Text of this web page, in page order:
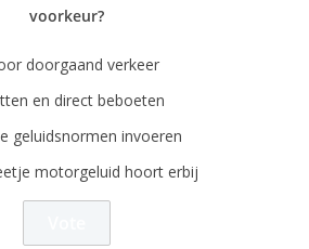
voorkeur?
doorgaand verkeer
en direct beboeten
geluidsnormen invoeren
motorgeluid hoort erbij